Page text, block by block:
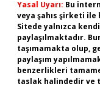
Yasal Uyarı: Bu
veya şahıs şirketi ile
Sitede yalnızca
paylaşılmaktadır.
taşımamakta olup,
paylaşım
benzerlikleri
taslak halindedir ve